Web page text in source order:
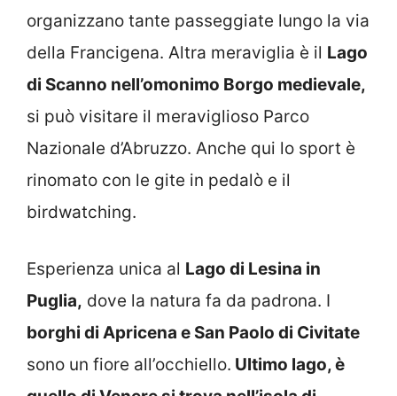
organizzano tante passeggiate lungo la via
della Francigena. Altra meraviglia è il Lago
di Scanno nell’omonimo Borgo medievale,
si può visitare il meraviglioso Parco
Nazionale d’Abruzzo. Anche qui lo sport è
rinomato con le gite in pedalò e il
birdwatching.
Esperienza unica al Lago di Lesina in
Puglia, dove la natura fa da padrona. I
borghi di Apricena e San Paolo di Civitate
sono un fiore all’occhiello. Ultimo lago, è